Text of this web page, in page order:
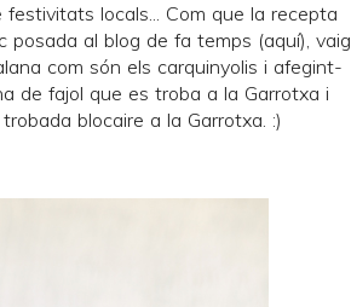
locals... Com que la recepta
posada al blog de fa temps (aquí), vaig
com són els carquinyolis i afegint-
de fajol que es troba a la Garrotxa i
trobada blocaire a la Garrotxa. :)